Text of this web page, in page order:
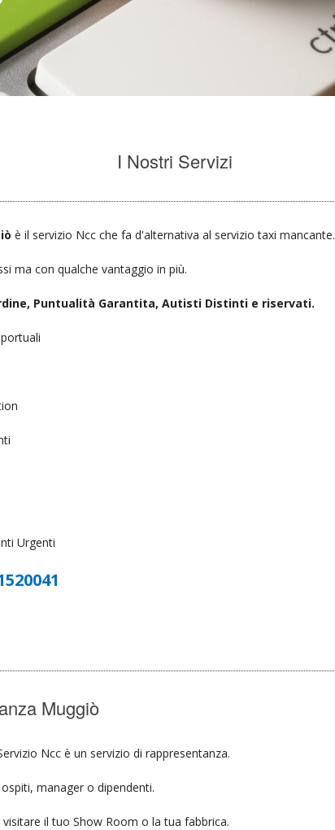
I Nostri Servizi
è il servizio Ncc che fa d'alternativa al servizio taxi mancante.
ma con qualche vantaggio in più.
Puntualità Garantita, Autisti Distinti e riservati.
Urgenti
Muggiò
Ncc è un servizio di rappresentanza.
manager o dipendenti.
il tuo Show Room o la tua fabbrica.